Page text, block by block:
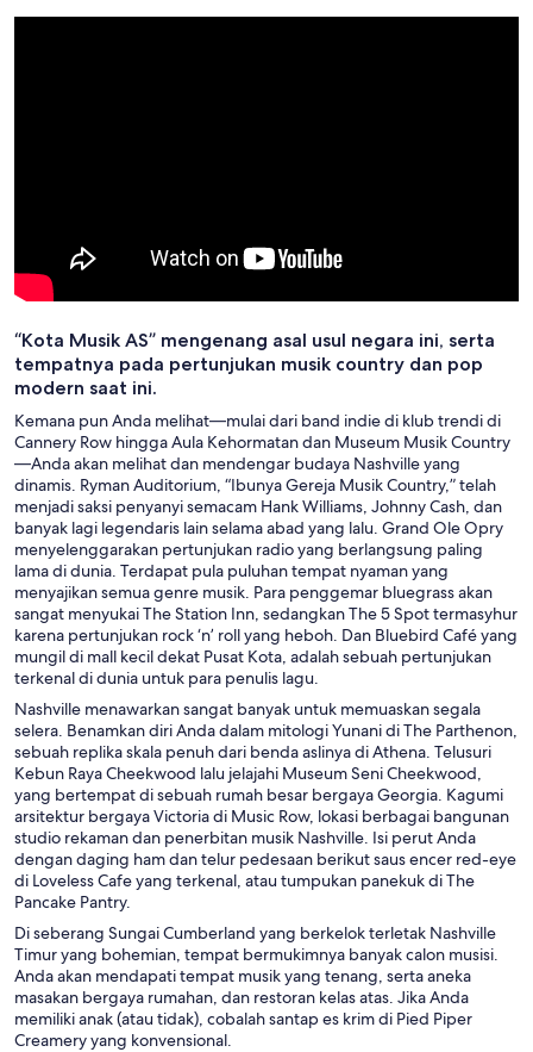
“Kota Musik AS” mengenang asal usul negara ini, serta
tempatnya pada pertunjukan musik country dan pop
modern saat ini.
Kemana pun Anda melihat—mulai dari band indie di klub trendi di
Cannery Row hingga Aula Kehormatan dan Museum Musik Country
—Anda akan melihat dan mendengar budaya Nashville yang
dinamis. Ryman Auditorium, “Ibunya Gereja Musik Country,” telah
menjadi saksi penyanyi semacam Hank Williams, Johnny Cash, dan
banyak lagi legendaris lain selama abad yang lalu. Grand Ole Opry
menyelenggarakan pertunjukan radio yang berlangsung paling
lama di dunia. Terdapat pula puluhan tempat nyaman yang
menyajikan semua genre musik. Para penggemar bluegrass akan
sangat menyukai The Station Inn, sedangkan The 5 Spot termasyhur
karena pertunjukan rock ‘n’ roll yang heboh. Dan Bluebird Café yang
mungil di mall kecil dekat Pusat Kota, adalah sebuah pertunjukan
terkenal di dunia untuk para penulis lagu.
Nashville menawarkan sangat banyak untuk memuaskan segala
selera. Benamkan diri Anda dalam mitologi Yunani di The Parthenon,
sebuah replika skala penuh dari benda aslinya di Athena. Telusuri
Kebun Raya Cheekwood lalu jelajahi Museum Seni Cheekwood,
yang bertempat di sebuah rumah besar bergaya Georgia. Kagumi
arsitektur bergaya Victoria di Music Row, lokasi berbagai bangunan
studio rekaman dan penerbitan musik Nashville. Isi perut Anda
dengan daging ham dan telur pedesaan berikut saus encer red-eye
di Loveless Cafe yang terkenal, atau tumpukan panekuk di The
Pancake Pantry.
Di seberang Sungai Cumberland yang berkelok terletak Nashville
Timur yang bohemian, tempat bermukimnya banyak calon musisi.
Anda akan mendapati tempat musik yang tenang, serta aneka
masakan bergaya rumahan, dan restoran kelas atas. Jika Anda
memiliki anak (atau tidak), cobalah santap es krim di Pied Piper
Creamery yang konvensional.